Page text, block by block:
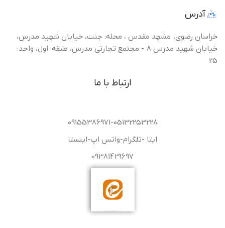
آدرس
خراسان رضوی، مشهد مقدس ، محله: جنت، خیابان شهید مدرس،
خیابان شهید مدرس 8 - مجتمع تجارتی مدرس، طبقه: اول، واحد:
25
ارتباط با ما
09155386971-05132253228
ایتا -تلگرام-واتس اپ-اینستا
09381429697